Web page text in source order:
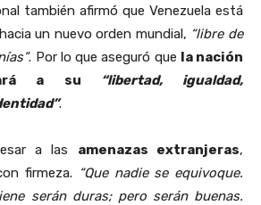
también afirmó que Venezuela está
un nuevo orden mundial, “libre de
. Por lo que aseguró que la nación
a su
“libertad, igualdad,
.
a las amenazas extranjeras,
firmeza. “Que nadie se equivoque.
serán duras; pero serán buenas.